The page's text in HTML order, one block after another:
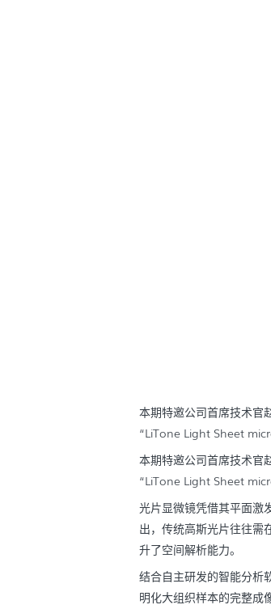
本期特邀公司首席技术官
“LiTone Light Sheet
本期特邀公司首席技术官
“LiTone Light Sheet
光片显微镜凭借其平面
出，传统高斯光片往往需
升了空间解析能力。
结合自主研发的智能分析
明化大组织样本的完整成